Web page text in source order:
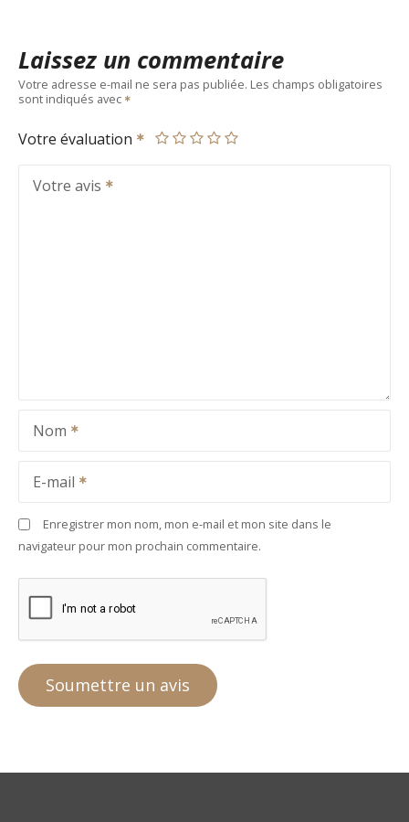
Laissez un commentaire
Votre adresse e-mail ne sera pas publiée. Les champs obligatoires
sont indiqués avec
Votre évaluation
Votre avis
Nom
E-mail
Enregistrer mon nom, mon e-mail et mon site dans le
navigateur pour mon prochain commentaire.